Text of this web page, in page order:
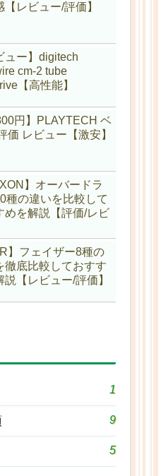
【レビュー/評価】
ュー】digitech
cm-2 tube
【高性能】
円】PLAYTECH ベ
価 レビュー【激安】
】オーバードラ
種の違いを比較して
めを解説【評価/レビ
】フェイザー8種の
徹底比較しておすす
説【レビュー/評価】
1
9
5